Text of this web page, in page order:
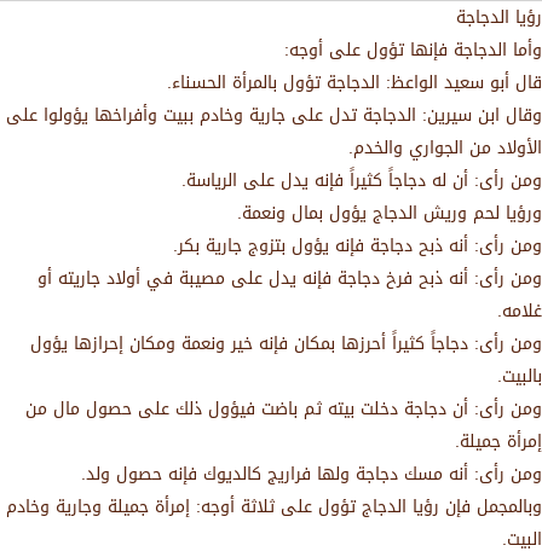
رؤيا الدجاجة
وأما الدجاجة فإنها تؤول على أوجه:
قال أبو سعيد الواعظ: الدجاجة تؤول بالمرأة الحسناء.
وقال ابن سيرين: الدجاجة تدل على جارية وخادم ببيت وأفراخها يؤولوا على
الأولاد من الجواري والخدم.
ومن رأى: أن له دجاجاً كثيراً فإنه يدل على الرياسة.
ورؤيا لحم وريش الدجاج يؤول بمال ونعمة.
ومن رأى: أنه ذبح دجاجة فإنه يؤول بتزوج جارية بكر.
ومن رأى: أنه ذبح فرخ دجاجة فإنه يدل على مصيبة في أولاد جاريته أو
غلامه.
ومن رأى: دجاجاً كثيراً أحرزها بمكان فإنه خير ونعمة ومكان إحرازها يؤول
بالبيت.
ومن رأى: أن دجاجة دخلت بيته ثم باضت فيؤول ذلك على حصول مال من
إمرأة جميلة.
ومن رأى: أنه مسك دجاجة ولها فراريج كالديوك فإنه حصول ولد.
وبالمجمل فإن رؤيا الدجاج تؤول على ثلاثة أوجه: إمرأة جميلة وجارية وخادم
البيت.